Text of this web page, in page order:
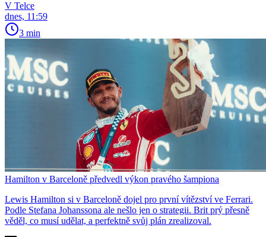
V Telce
dnes, 11:59
3 min
Hamilton v Barceloně předvedl výkon pravého šampiona
Lewis Hamilton si v Barceloně dojel pro první vítězství ve Ferrari.
Podle Stefana Johanssona ale nešlo jen o strategii. Brit prý přesně
věděl, co musí udělat, a perfektně svůj plán zrealizoval.